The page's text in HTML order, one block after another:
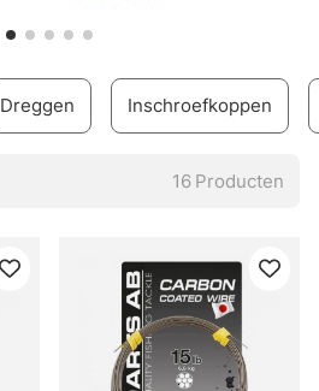
Dreggen Inschroefkoppen
16 Producten